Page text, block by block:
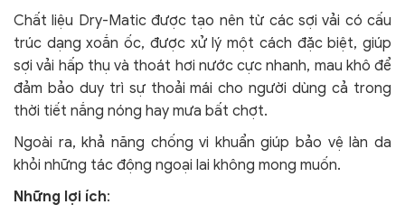
Chất liệu Dry-Matic được tạo nên từ các sợi vải có cấu
trúc dạng xoắn ốc, được xử lý một cách đặc biệt, giúp
sợi vải hấp thụ và thoát hơi nước cực nhanh, mau khô để
đảm bảo duy trì sự thoải mái cho người dùng cả trong
thời tiết nắng nóng hay mưa bất chợt.
Ngoài ra, khả năng chống vi khuẩn giúp bảo vệ làn da
khỏi những tác động ngoại lai không mong muốn.
Những lợi ích: